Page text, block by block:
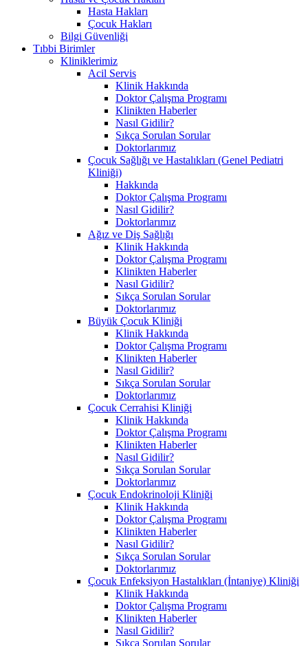
Hasta Hakları
Çocuk Hakları
Bilgi Güvenliği
Tıbbi Birimler
Kliniklerimiz
Acil Servis
Klinik Hakkında
Doktor Çalışma Programı
Klinikten Haberler
Nasıl Gidilir?
Sıkça Sorulan Sorular
Doktorlarımız
Çocuk Sağlığı ve Hastalıkları (Genel Pediatri
Kliniği)
Hakkında
Doktor Çalışma Programı
Nasıl Gidilir?
Doktorlarımız
Ağız ve Diş Sağlığı
Klinik Hakkında
Doktor Çalışma Programı
Klinikten Haberler
Nasıl Gidilir?
Sıkça Sorulan Sorular
Doktorlarımız
Büyük Çocuk Kliniği
Klinik Hakkında
Doktor Çalışma Programı
Klinikten Haberler
Nasıl Gidilir?
Sıkça Sorulan Sorular
Doktorlarımız
Çocuk Cerrahisi Kliniği
Klinik Hakkında
Doktor Çalışma Programı
Klinikten Haberler
Nasıl Gidilir?
Sıkça Sorulan Sorular
Doktorlarımız
Çocuk Endokrinoloji Kliniği
Klinik Hakkında
Doktor Çalışma Programı
Klinikten Haberler
Nasıl Gidilir?
Sıkça Sorulan Sorular
Doktorlarımız
Çocuk Enfeksiyon Hastalıkları (İntaniye) Kliniği
Klinik Hakkında
Doktor Çalışma Programı
Klinikten Haberler
Nasıl Gidilir?
Sıkça Sorulan Sorular